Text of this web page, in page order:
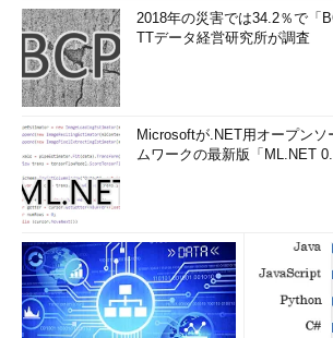
2018年の災害では34.2％で「
TTデータ経営研究所が調査
Microsoftが.NET用オープンソ
ムワークの最新版「ML.NET